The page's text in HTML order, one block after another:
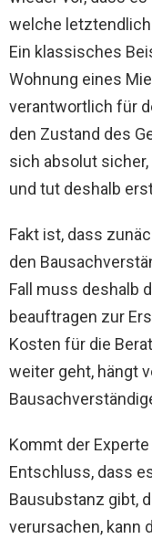
welche
Ein klassisches
Wohnung eines
verantwortlich für
den Zustand des
sich absolut
und tut deshalb
Fakt ist, dass
den
Fall muss deshalb
beauftragen zur
Kosten für die
weiter geht, hängt
Kommt der
Entschluss, dass
Bausubstanz gibt,
verursachen, kann